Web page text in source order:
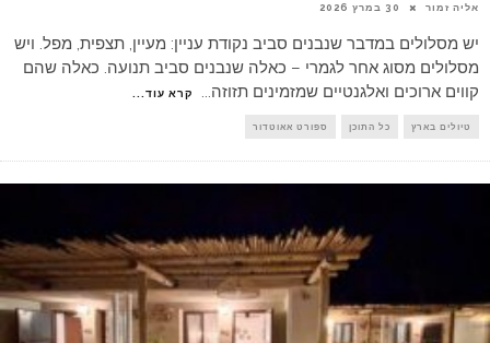
אליה זמור 30 במרץ 2026
יש מסלולים במדבר שנבנים סביב נקודת עניין: מעיין, תצפית, מפל. ויש
מסלולים מסוג אחר לגמרי – כאלה שנבנים סביב תנועה. כאלה שהם
קווים ארוכים ואלגנטיים שמזמינים תזוזה... קרא עוד...
טיולים בארץ כל התוכן ספורט אאוטדור